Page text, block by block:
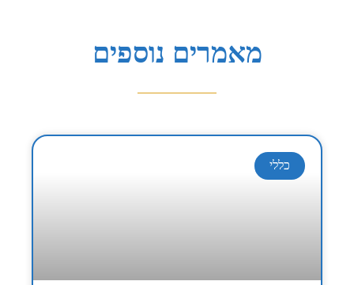
מאמרים נוספים
כללי